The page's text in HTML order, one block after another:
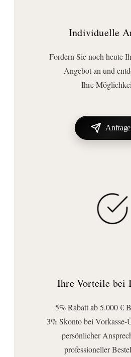
Individuelle
Fordern Sie noch heute
Angebot an und
Ihre
Ihre Vorteile bei
5% Rabatt ab 5.000 €
3% Skonto bei
persönlicher
professioneller